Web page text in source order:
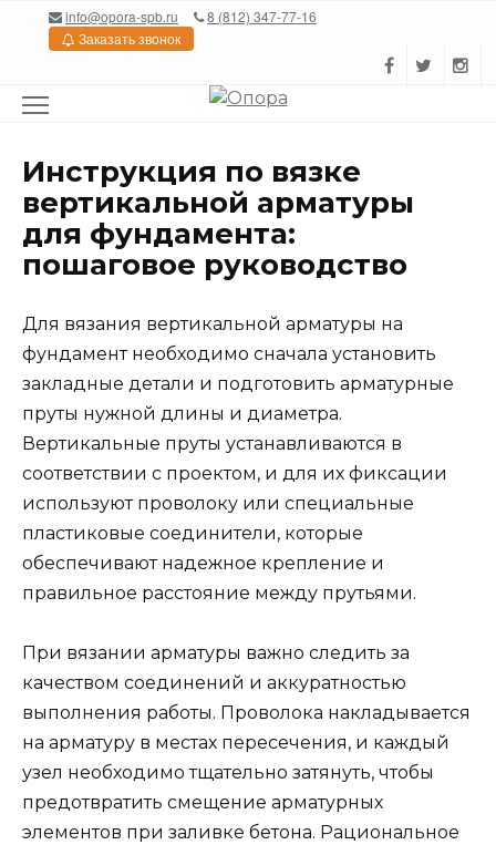
Перейтиinfo@opora-spb.ru
8 (812) 347-77-16
Заказать звонок
Инструкция по вязке
вертикальной арматуры
для фундамента:
пошаговое руководство
Для вязания вертикальной арматуры на
фундамент необходимо сначала установить
закладные детали и подготовить арматурные
пруты нужной длины и диаметра.
Вертикальные пруты устанавливаются в
соответствии с проектом, и для их фиксации
используют проволоку или специальные
пластиковые соединители, которые
обеспечивают надежное крепление и
правильное расстояние между прутьями.
При вязании арматуры важно следить за
качеством соединений и аккуратностью
выполнения работы. Проволока накладывается
на арматуру в местах пересечения, и каждый
узел необходимо тщательно затянуть, чтобы
предотвратить смещение арматурных
элементов при заливке бетона. Рациональное